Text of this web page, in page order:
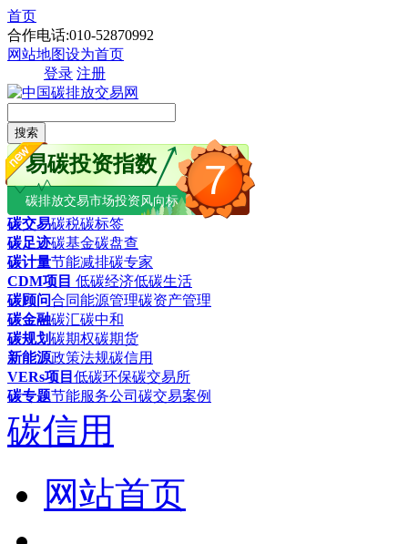
首页
合作电话:010-52870992
网站地图设为首页
登录 注册
搜索
7
易碳投资指数
碳排放交易市场投资风向标
碳交易碳税碳标签
碳足迹碳基金碳盘查
碳计量节能减排碳专家
CDM项目 低碳经济低碳生活
碳顾问合同能源管理碳资产管理
碳金融碳汇碳中和
碳规划碳期权碳期货
新能源政策法规碳信用
VERs项目 低碳环保碳交易所
碳专题节能服务公司 碳交易案例
碳信用
网站首页